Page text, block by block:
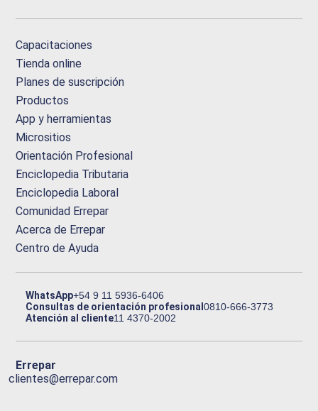
Capacitaciones
Tienda online
Planes de suscripción
Productos
App y herramientas
Micrositios
Orientación Profesional
Enciclopedia Tributaria
Enciclopedia Laboral
Comunidad Errepar
Acerca de Errepar
Centro de Ayuda
WhatsApp+54 9 11 5936-6406
Consultas de orientación profesional0810-666-3773
Atención al cliente11 4370-2002
Errepar
clientes@errepar.com